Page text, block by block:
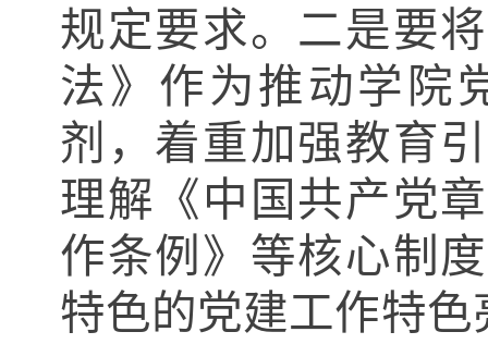
规定要求。二是要
法》作为推动学院
剂，着重加强教育
理解《中国共产党
作条例》等核心制
特色的党建工作特